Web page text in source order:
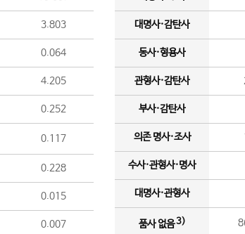
3.803
0.064
4.205
0.252
0.117
0.228
0.015
0.007
대명사·감탄사
동사·형용사
관형사·감탄사
부사·감탄사
의존 명사·조사
수사·관형사·명사
대명사·관형사
품사 없음3)